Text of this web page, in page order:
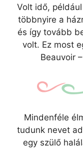
Volt idő,
többnyire a
és így tovább
volt. Ez most
Beauvoir
Mindenféle
tudunk nevet
egy szülő